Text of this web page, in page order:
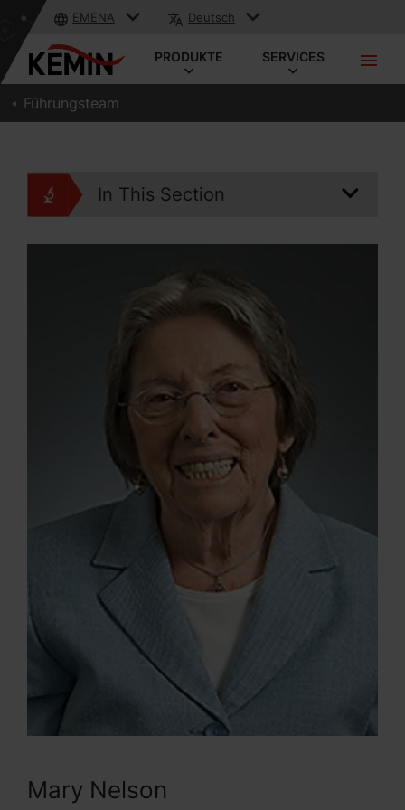
EMENA Deutsch
PRODUKTE SERVICES
Führungsteam
In This Section
Mary Nelson